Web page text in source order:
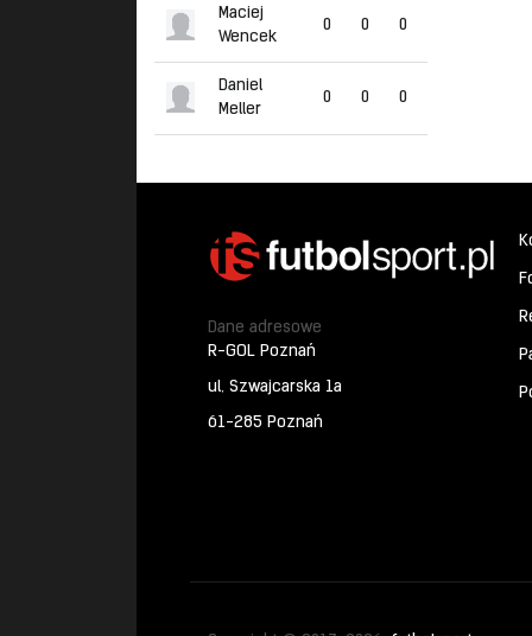
Maciej
Wencek
0 0 0
Daniel
Meller
0 0 0
Dane adresowe
R-GOL Poznań
ul. Szwajcarska 1a
61-285 Poznań